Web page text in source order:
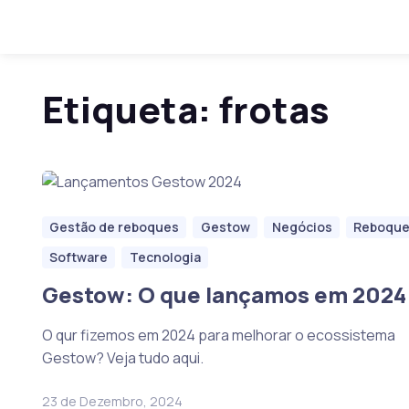
Etiqueta: frotas
Gestão de reboques Gestow Negócios
Software
Tecnologia
Gestow: O que lançamos em 2024
O qur fizemos em 2024 para melhorar o ecossistema
Gestow? Veja tudo aqui.
23 de Dezembro, 2024